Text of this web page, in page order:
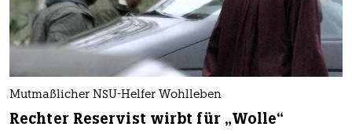
Mutmaßlicher NSU-Helfer Wohlleben
Rechter Reservist wirbt für „Wolle“